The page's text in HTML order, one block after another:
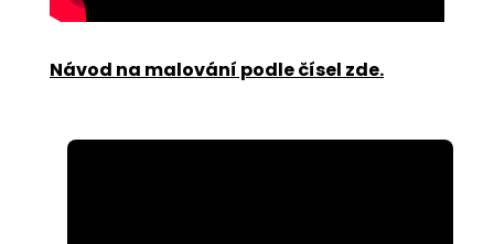
Návod na malování podle čísel zde.